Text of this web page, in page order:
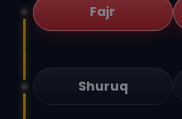
Fajr
Shuruq